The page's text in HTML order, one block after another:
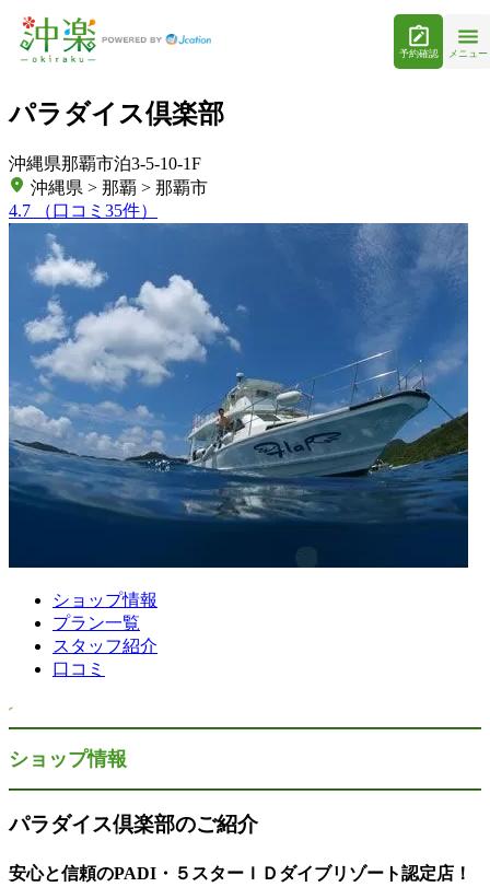
予約確認 メニュー
パラダイス倶楽部
沖縄県那覇市泊3-5-10-1F
沖縄県 > 那覇 > 那覇市
4.7
（口コミ35件）
ショップ情報
プラン一覧
スタッフ紹介
口コミ
ショップ情報
パラダイス倶楽部のご紹介
安心と信頼のPADI・５スターＩＤダイブリゾート認定店！